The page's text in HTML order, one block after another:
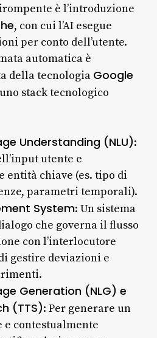
è l’introduzione
, con cui l’AI esegue
per conto dell’utente.
automatica è
della tecnologia Google
stack tecnologico
Understanding (NLU):
utente e
entità chiave (es. tipo di
parametri temporali).
System: Un sistema
che governa il flusso
con l’interlocutore
gestire deviazioni e
Generation (NLG) e
(TTS): Per generare un
contestualmente